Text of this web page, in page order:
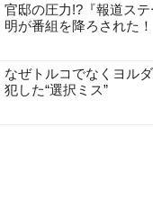
官邸の圧力!?『報道ス
明が番組を降ろされた！
なぜトルコでなくヨル
犯した“選択ミス”